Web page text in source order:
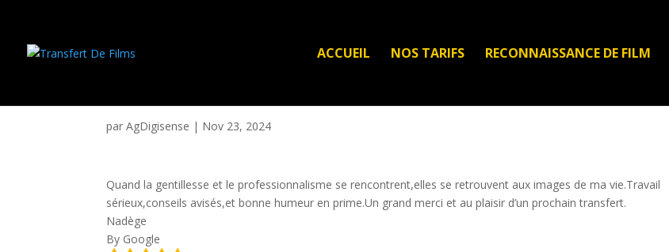
ACCUEIL NOS TARIFS RECONNAISSANCE DE FILM
parAgDigisense | Nov 23, 2024
Quand la gentillesse et le professionnalisme se rencontrent,elles se retrouvent aux images de ma vie.Travail
sérieux,conseils avisés,et bonne humeur en prime.Un grand merci et au plaisir d’un prochain transfert.
Nadège
By Google